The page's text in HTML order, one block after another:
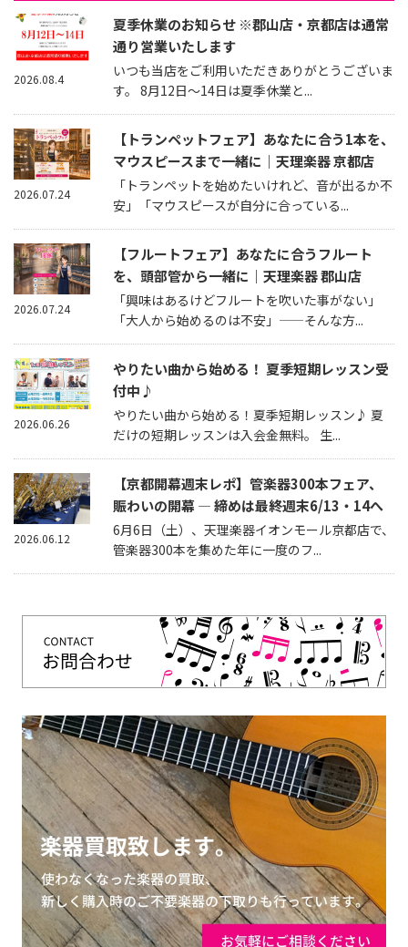
夏季休業のお知らせ ※郡山店・京都店は通常
通り営業いたします
いつも当店をご利用いただきありがとうございま
す。 8月12日～14日は夏季休業と...
2026.08.4
【トランペットフェア】あなたに合う1本を、
マウスピースまで一緒に｜天理楽器 京都店
「トランペットを始めたいけれど、音が出るか不
安」「マウスピースが自分に合っている...
2026.07.24
【フルートフェア】あなたに合うフルート
を、頭部管から一緒に｜天理楽器 郡山店
「興味はあるけどフルートを吹いた事がない」
「大人から始めるのは不安」——そんな方...
2026.07.24
やりたい曲から始める！ 夏季短期レッスン受
付中♪
やりたい曲から始める！夏季短期レッスン♪ 夏
だけの短期レッスンは入会金無料。 生...
2026.06.26
【京都開幕週末レポ】管楽器300本フェア、
賑わいの開幕 — 締めは最終週末6/13・14へ
6月6日（土）、天理楽器イオンモール京都店で、
管楽器300本を集めた年に一度のフ...
2026.06.12